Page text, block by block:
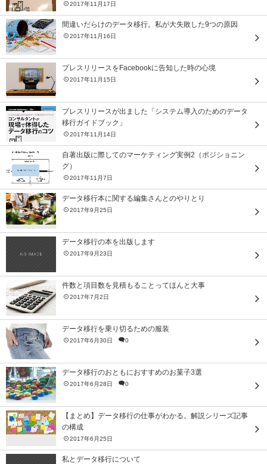
2017年11月17日
間違いだらけのデータ移行。私が大失敗した9つの原因
2017年11月16日
プレスリリースをFacebookに告知した時の心境
2017年11月15日
プレスリリースが出ました「システム導入のためのデータ
移行ガイドブック」
2017年11月14日
自著出版に際してのマーケティング実例2（ポジショニン
グ）
2017年11月7日
データ移行本に関する編集さんとのやりとり
2017年9月25日
データ移行の本を出版します
2017年9月23日
件数と項目数を見積もることってほんと大事
2017年7月2日
データ移行を乗り切るための服装
2017年6月30日 0
データ移行のおともにおすすめのお菓子3選
2017年6月28日 0
【まとめ】データ移行の仕事がわかる。解説シリーズ記事
の構成
2017年6月25日
私とデータ移行について